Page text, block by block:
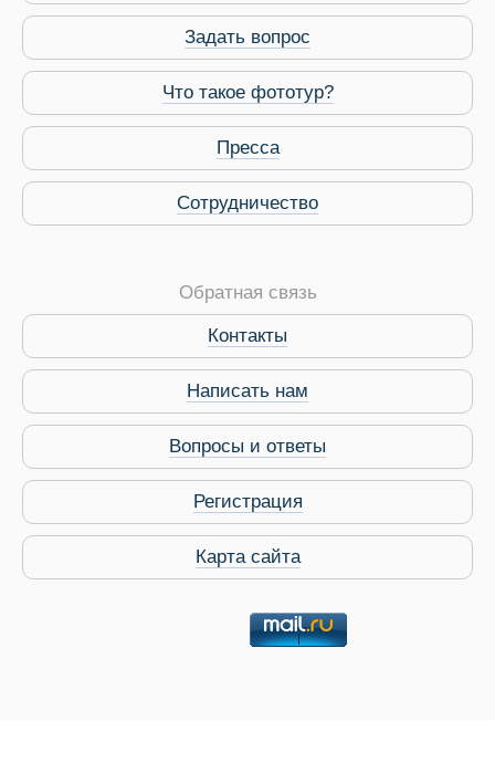
Задать вопрос
Что такое фототур?
Пресса
Сотрудничество
Обратная связь
Контакты
Написать нам
Вопросы и ответы
Регистрация
Карта сайта